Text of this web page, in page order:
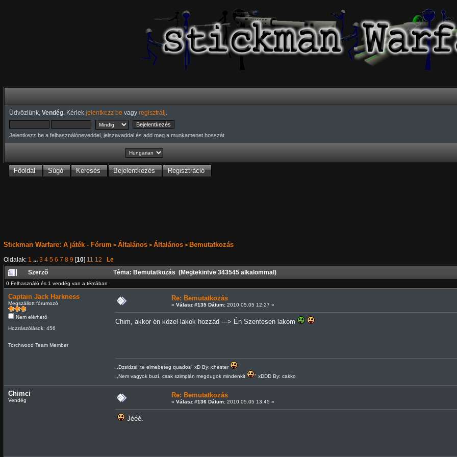
Üdvözlünk, Vendég. Kérlek jelentkezz be vagy regisztrálj
Jelentkezz be a felhasználóneveddel, jelszavaddal és add meg a munkamenet hosszát
Főoldal Súgó Keresés Bejelentkezés Regisztráció
Stickman Warfare: A játék - Fórum > Általános> Általános> Bemutatkozás
Oldalak: 1 ... 3 4 5 6 7 8 9 [10] 11 12
Le
Szerző
Téma: Bemutatkozás (Megtekintve 343545 alkalommal)
0 Felhasználó és 1 vendég van a témában
Captain Jack Harkness
Megszállott fórumozó
Nem elérhető
Hozzászólások: 456
Torchwood Team Member
Re: Bemutatkozás
« Válasz #135 Dátum:2010.05.05 12:27 »
Chim, akkor én közel lakok hozzád ---> Én Szentesen lakom
,,Dzsidzsi, te elmebeteg quados" xD By: chester
,,Nem vagyok buzí, csak szimplán megdugok mindenkit
" xDDD By: cakko
Chimci
Vendég
Re: Bemutatkozás
« Válasz #136 Dátum:2010.05.05 13:45 »
Jééé.